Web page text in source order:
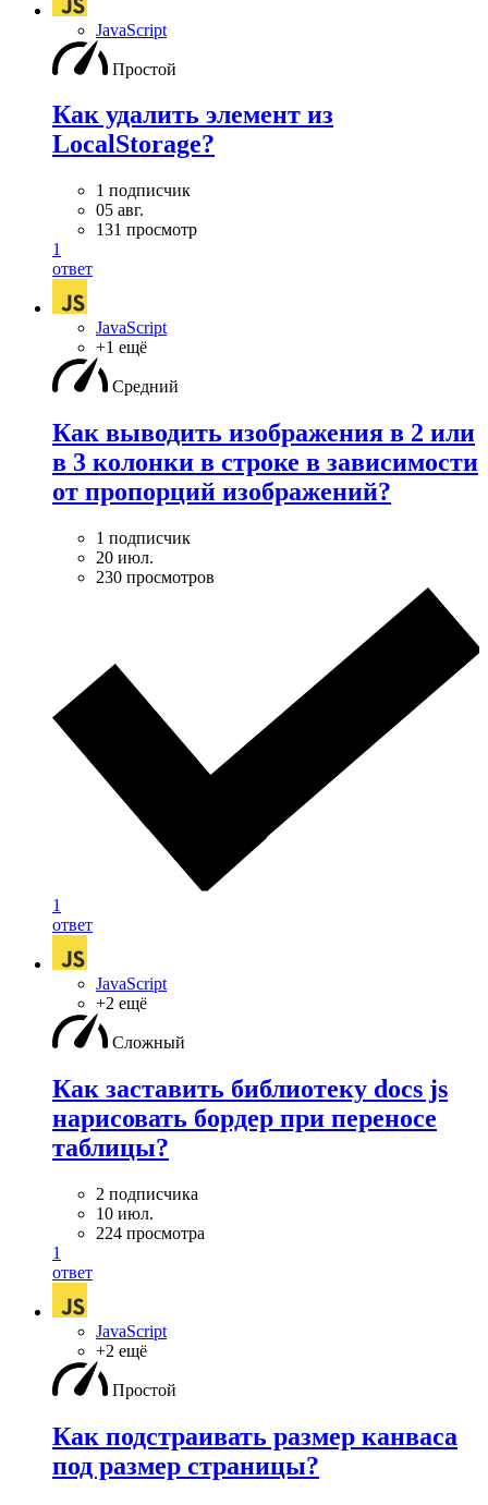
JavaScript
Простой
Как удалить элемент из
LocalStorage?
1 подписчик
05 авг.
131 просмотр
1
ответ
JavaScript
+1 ещё
Средний
Как выводить изображения в 2 или
в 3 колонки в строке в зависимости
от пропорций изображений?
1 подписчик
20 июл.
230 просмотров
1
ответ
JavaScript
+2 ещё
Сложный
Как заставить библиотеку docs js
нарисовать бордер при переносе
таблицы?
2 подписчика
10 июл.
224 просмотра
1
ответ
JavaScript
+2 ещё
Простой
Как подстраивать размер канваса
под размер страницы?